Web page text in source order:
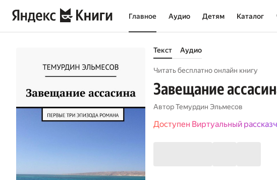
Главное Аудио Детям Каталог
Текст Аудио
Читать бесплатно онлайн книгу
Завещание
АвторТемурдин Эльмесов
Доступен Виртуальный